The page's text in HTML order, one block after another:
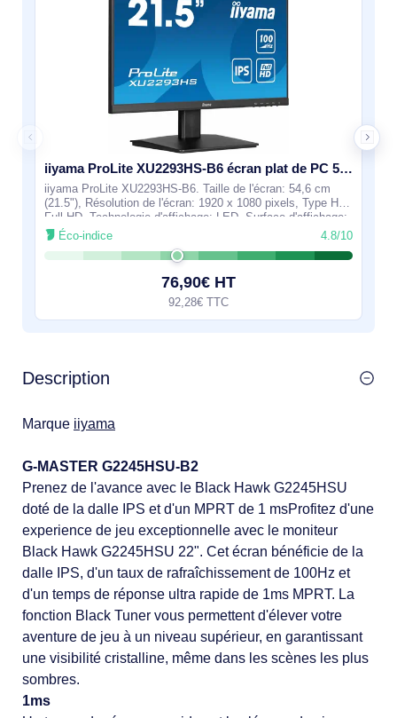
iiyama ProLite XU2293HS-B6 écran plat de PC 54,6 cm (21.5") 1920 x 1080 pixels Full HD LED Noir
iiyama ProLite XU2293HS-B6. Taille de l'écran: 54,6 cm
(21.5"), Résolution de l'écran: 1920 x 1080 pixels, Type HD:
Full HD, Technologie d'affichage: LED, Surface d'affichage:
Mat, Temps de réponse:
Éco-indice 4.8/10
76,90€ HT
92,28€ TTC
Description
Marque iiyama
G-MASTER G2245HSU-B2
Prenez de l'avance avec le Black Hawk G2245HSU
doté de la dalle IPS et d'un MPRT de 1 msProfitez d'une
experience de jeu exceptionnelle avec le moniteur
Black Hawk G2245HSU 22". Cet écran bénéficie de la
dalle IPS, d'un taux de rafraîchissement de 100Hz et
d'un temps de réponse ultra rapide de 1ms MPRT. La
fonction Black Tuner vous permettent d'élever votre
aventure de jeu à un niveau supérieur, en garantissant
une visibilité cristalline, même dans les scènes les plus
sombres.
1ms